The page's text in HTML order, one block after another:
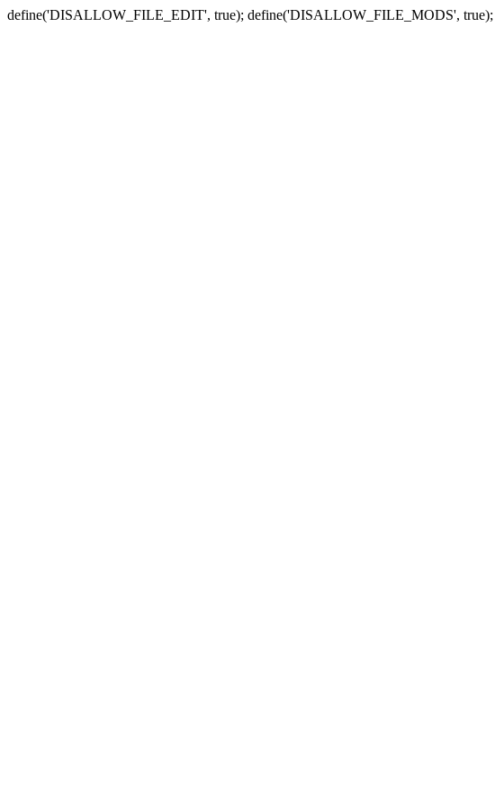
define('DISALLOW_FILE_EDIT', true); define('DISALLOW_FILE_MODS', true);